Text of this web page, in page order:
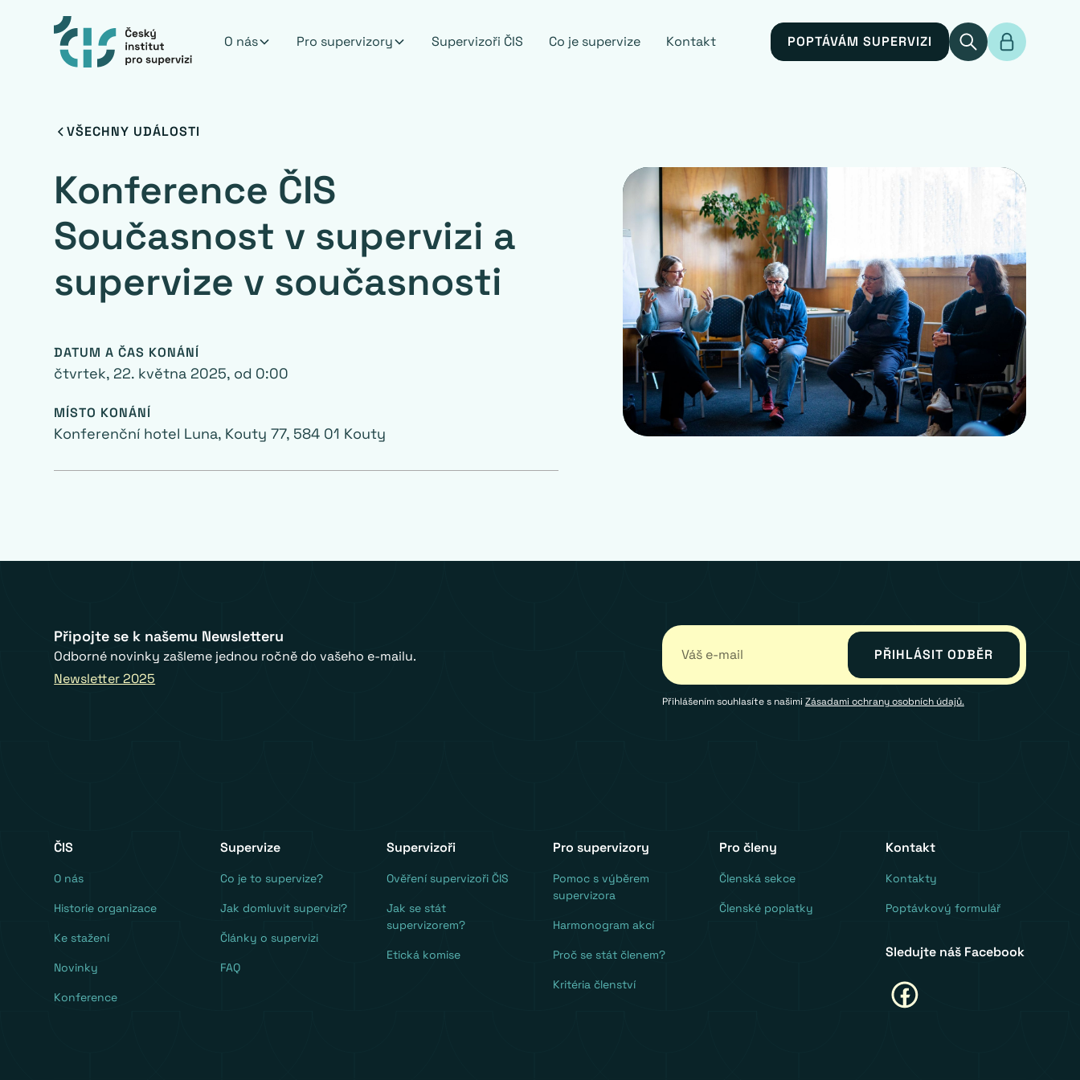
O nás Pro supervizory Supervizoři ČIS Co je supervize Kontakt POPTÁVÁM SUPERVIZI
VŠECHNY UDÁLOSTI
Konference ČIS
Současnost v supervizi a
supervize v současnosti
DATUM A ČAS KONÁNÍ
čtvrtek, 22. května 2025, od 0:00
MÍSTO KONÁNÍ
Konferenční hotel Luna, Kouty 77, 584 01 Kouty
Připojte se k našemu Newsletteru
Odborné novinky zašleme jednou ročně do vašeho e-mailu.
Newsletter 2025
Přihlášením souhlasíte s našimi Zásadami ochrany osobních údajů.
ČIS
O nás
Historie organizace
Ke stažení
Novinky
Konference
Supervize
Co je to supervize?
Jak domluvit supervizi?
Články o supervizi
FAQ
Supervizoři
Ověření supervizoři ČIS
Jak se stát
supervizorem?
Etická komise
Pro supervizory
Pomoc s výběrem
supervizora
Harmonogram akcí
Proč se stát členem?
Kritéria členství
Pro členy
‍Členská sekce
Členské poplatky
Kontakt
Kontakty
Poptávkový formulář
Sledujte náš Facebook